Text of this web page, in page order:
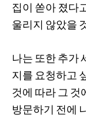
집이 쏟아 졌다
울리지 않았을
나는 또한 추가
지를 요청하고
것에 따라 그 것
방문하기 전에